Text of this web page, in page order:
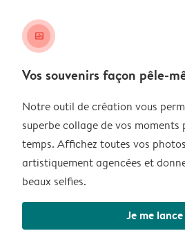
image_placeholder
Vos souvenirs façon pêle-
Notre outil de création vous
superbe collage de vos moments
temps. Affichez toutes vos
artistiquement agencées et
beaux selfies.
Je me lance